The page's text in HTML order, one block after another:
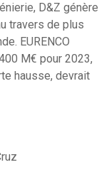
D&Z génère
travers de plus
EURENCO
M€ pour 2023,
hausse, devrait